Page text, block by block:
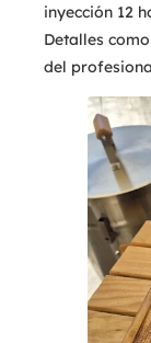
inyección 12
Detalles
del